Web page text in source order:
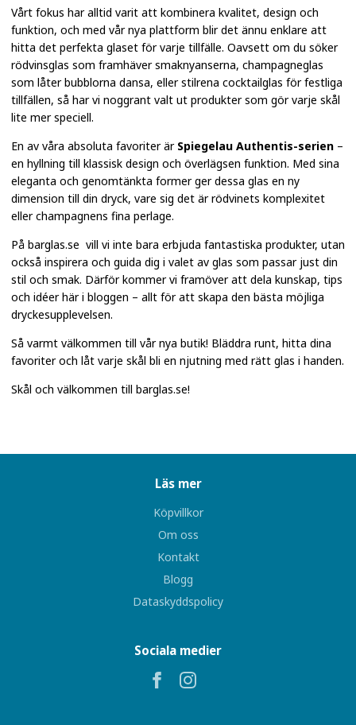
Vårt fokus har alltid varit att kombinera kvalitet, design och
funktion, och med vår nya plattform blir det ännu enklare att
hitta det perfekta glaset för varje tillfälle. Oavsett om du söker
rödvinsglas som framhäver smaknyanserna, champagneglas
som låter bubblorna dansa, eller stilrena cocktailglas för festliga
tillfällen, så har vi noggrant valt ut produkter som gör varje skål
lite mer speciell.
En av våra absoluta favoriter är Spiegelau Authentis-serien –
en hyllning till klassisk design och överlägsen funktion. Med sina
eleganta och genomtänkta former ger dessa glas en ny
dimension till din dryck, vare sig det är rödvinets komplexitet
eller champagnens fina perlage.
På barglas.se vill vi inte bara erbjuda fantastiska produkter, utan
också inspirera och guida dig i valet av glas som passar just din
stil och smak. Därför kommer vi framöver att dela kunskap, tips
och idéer här i bloggen – allt för att skapa den bästa möjliga
dryckesupplevelsen.
Så varmt välkommen till vår nya butik! Bläddra runt, hitta dina
favoriter och låt varje skål bli en njutning med rätt glas i handen.
Skål och välkommen till barglas.se!
Läs mer
Köpvillkor
Om oss
Kontakt
Blogg
Dataskyddspolicy
Sociala medier